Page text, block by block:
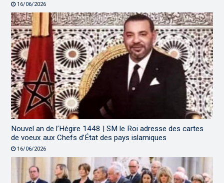
16/06/2026
Nouvel an de l’Hégire 1448 | SM le Roi adresse des cartes
de voeux aux Chefs d’État des pays islamiques
16/06/2026